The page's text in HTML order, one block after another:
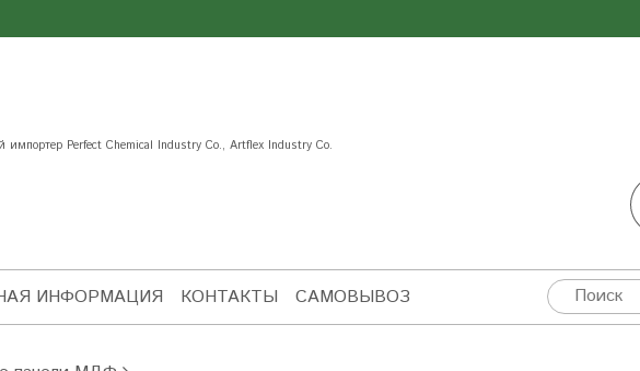
Perfect Chemical Industry Co., Artflex Industry Co.
ИНФОРМАЦИЯ КОНТАКТЫ САМОВЫВОЗ